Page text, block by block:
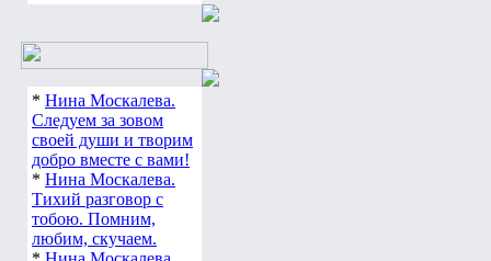
* Нина Москалева.
Следуем за зовом
своей души и творим
добро вместе с вами!
* Нина Москалева.
Тихий разговор с
тобою. Помним,
любим, скучаем.